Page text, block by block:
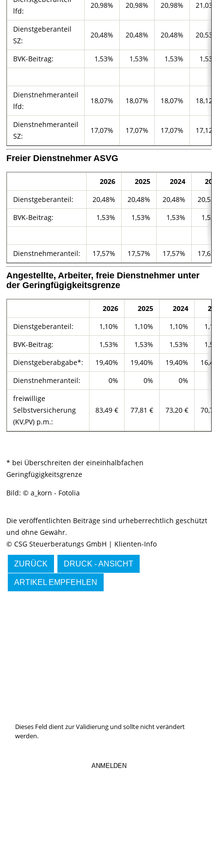
lfd:
20,98% 20,98% 20,98% 21,03%
Dienstgeberanteil
SZ:
20,48% 20,48% 20,48% 20,53%
BVK-Beitrag: 1,53% 1,53% 1,53% 1,53%
Dienstnehmeranteil
lfd:
18,07% 18,07% 18,07% 18,12%
Dienstnehmeranteil
SZ:
17,07% 17,07% 17,07% 17,12%
Freier Dienstnehmer ASVG
2026 2025 2024
Dienstgeberanteil:
20,48% 20,48% 20,48%
BVK-Beitrag:
1,53% 1,53% 1,53%
Dienstnehmeranteil: 17,57% 17,57% 17,57%
Angestellte, Arbeiter, freie Dienstnehmer unter
der Geringfügigkeitsgrenze
2026 2025 2024
Dienstgeberanteil:
1,10% 1,10% 1,10%
BVK-Beitrag:
1,53% 1,53% 1,53%
Dienstgeberabgabe*:
19,40% 19,40% 19,40%
Dienstnehmeranteil:
0% 0% 0%
freiwillige
Selbstversicherung
(KV,PV) p.m.:
83,49 € 77,81 € 73,20 €
* bei Überschreiten der eineinhalbfachen
Geringfügigkeitsgrenze
Bild: © a_korn - Fotolia
Die veröffentlichten Beiträge sind urheberrechtlich geschützt
und ohne Gewähr.
© CSG Steuerberatungs GmbH | Klienten-Info
ZURÜCK DRUCK - ANSICHT
ARTIKEL EMPFEHLEN
Dieses Feld dient zur Validierung und sollte nicht verändert
werden.